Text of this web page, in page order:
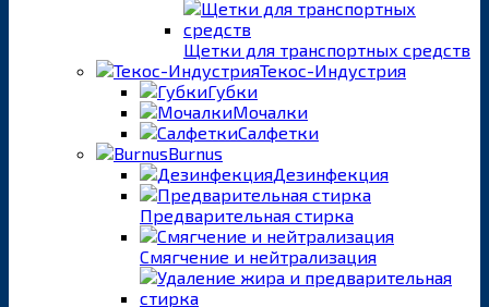
Щетки для транспортных средств
Текос-Индустрия
Губки
Мочалки
Салфетки
Burnus
Дезинфекция
Предварительная стирка
Смягчение и нейтрализация